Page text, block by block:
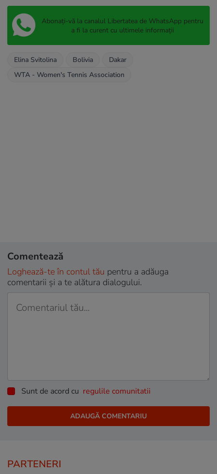
Abonați-vă la canalul Libertatea de WhatsApp pentru
a fi la curent cu ultimele informații
Elina Svitolina Bolivia
Dakar
WTA - Women's Tennis Association
Comentează
Loghează-te în contul tău pentru a adăuga
comentarii și a te alătura dialogului.
Sunt de acord cu regulile comunitatii
PARTENERI